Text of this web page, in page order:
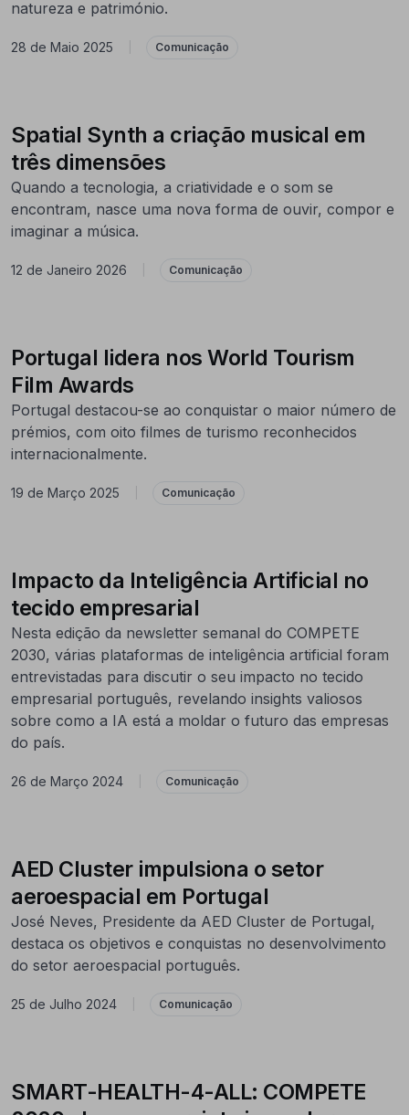
natureza e património.
28 de Maio 2025 Comunicação
Spatial Synth a criação musical em
três dimensões
Quando a tecnologia, a criatividade e o som se
encontram, nasce uma nova forma de ouvir, compor e
imaginar a música.
12 de Janeiro 2026 Comunicação
Portugal lidera nos World Tourism
Film Awards
Portugal destacou-se ao conquistar o maior número de
prémios, com oito filmes de turismo reconhecidos
internacionalmente.
19 de Março 2025 Comunicação
Impacto da Inteligência Artificial no
tecido empresarial
Nesta edição da newsletter semanal do COMPETE
2030, várias plataformas de inteligência artificial foram
entrevistadas para discutir o seu impacto no tecido
empresarial português, revelando insights valiosos
sobre como a IA está a moldar o futuro das empresas
do país.
26 de Março 2024 Comunicação
AED Cluster impulsiona o setor
aeroespacial em Portugal
José Neves, Presidente da AED Cluster de Portugal,
destaca os objetivos e conquistas no desenvolvimento
do setor aeroespacial português.
25 de Julho 2024 Comunicação
SMART-HEALTH-4-ALL: COMPETE